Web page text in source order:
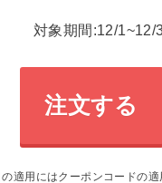
対象期間:12/1~12/
注文する
の適用にはクーポンコードの適